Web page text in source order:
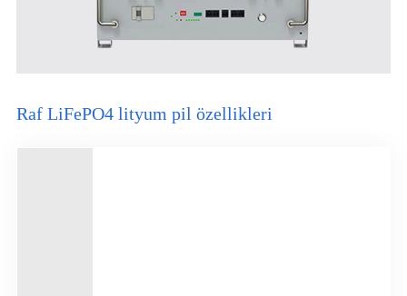
Raf LiFePO4 lityum pil özellikleri